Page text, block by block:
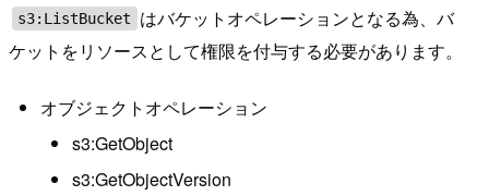
s3:ListBucket
はバケットオペレーションとなる為、バ
ケットをリソースとして権限を付与する必要があります。
オブジェクトオペレーション
s3:GetObject
s3:GetObjectVersion